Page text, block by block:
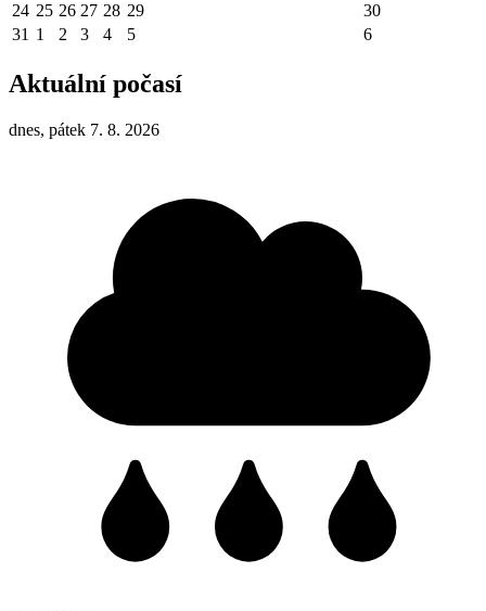
24 25 26 27 28 29
30
31 1 2 3 4 5 6
Aktuální počasí
dnes, pátek 7. 8. 2026